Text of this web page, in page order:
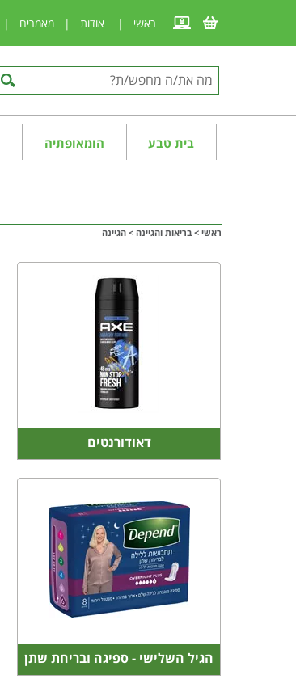
ראשי | אודות | מאמרים |
בית טבע הומאופתיה
ראשי > בריאות והגיינה > הגיינה
דאודורנטים
הגיל השלישי - ספיגה ובריחת שתן